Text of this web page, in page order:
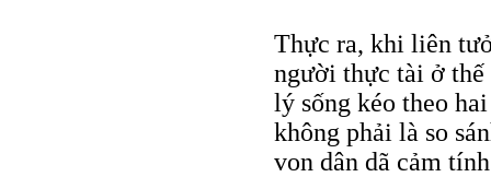
Thực ra, khi liên
người thực tài ở thế
lý sống kéo theo
không phải là so
von dân dã cảm